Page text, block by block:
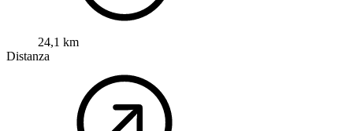
24,1 km
Distanza